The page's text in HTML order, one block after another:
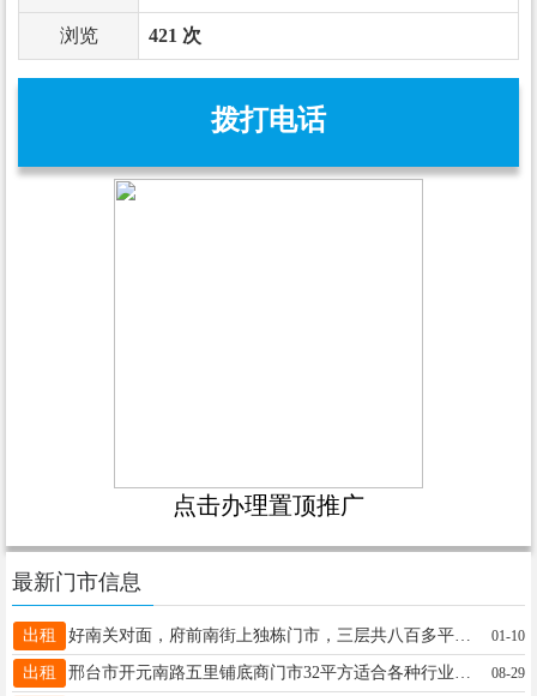
浏览 421 次
拨打电话
点击办理置顶推广
最新门市信息
出租 好南关对面，府前南街上独栋门市，三层共八百多平，电话15933373338 01-10
出租 08-29